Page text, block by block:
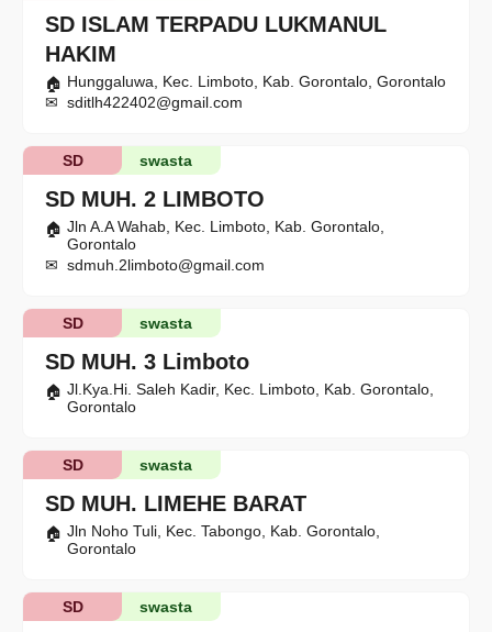
SD ISLAM TERPADU LUKMANUL
HAKIM
Hunggaluwa, Kec. Limboto, Kab. Gorontalo, Gorontalo
sditlh422402@gmail.com
SD MUH. 2 LIMBOTO
swasta
SD
Jln A.A Wahab, Kec. Limboto, Kab. Gorontalo,
Gorontalo
sdmuh.2limboto@gmail.com
SD MUH. 3 Limboto
swasta
SD
Jl.Kya.Hi. Saleh Kadir, Kec. Limboto, Kab. Gorontalo,
Gorontalo
SD MUH. LIMEHE BARAT
swasta
SD
Jln Noho Tuli, Kec. Tabongo, Kab. Gorontalo,
Gorontalo
swasta
SD